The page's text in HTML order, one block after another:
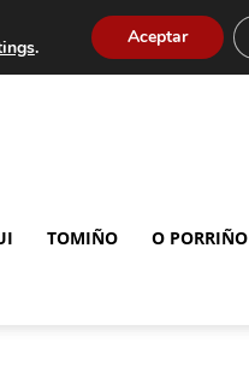
TOMIÑO O PORRIÑO
. Aceptar